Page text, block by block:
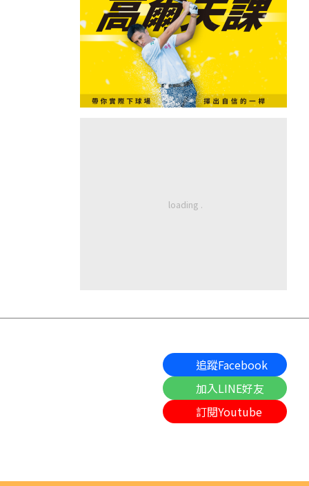
追蹤Facebook
加入LINE好友
訂閱Youtube